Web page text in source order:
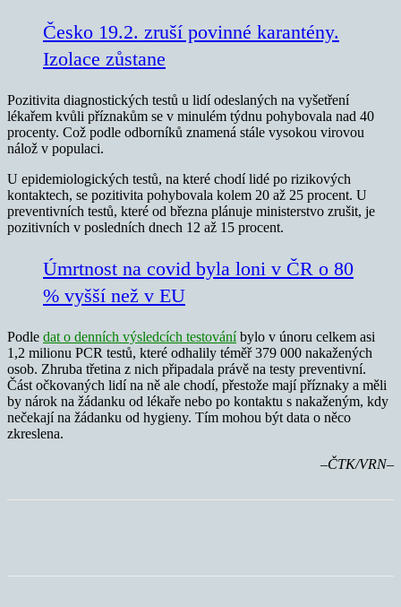
Česko 19.2. zruší povinné karantény.
Izolace zůstane
Pozitivita diagnostických testů u lidí odeslaných na vyšetření
lékařem kvůli příznakům se v minulém týdnu pohybovala nad 40
procenty. Což podle odborníků znamená stále vysokou virovou
nálož v populaci.
U epidemiologických testů, na které chodí lidé po rizikových
kontaktech, se pozitivita pohybovala kolem 20 až 25 procent. U
preventivních testů, které od března plánuje ministerstvo zrušit, je
pozitivních v posledních dnech 12 až 15 procent.
Úmrtnost na covid byla loni v ČR o 80
% vyšší než v EU
Podle dat o denních výsledcích testováníbylo v únoru celkem asi
1,2 milionu PCR testů, které odhalily téměř 379 000 nakažených
osob. Zhruba třetina z nich připadala právě na testy preventivní.
Část očkovaných lidí na ně ale chodí, přestože mají příznaky a měli
by nárok na žádanku od lékaře nebo po kontaktu s nakaženým, kdy
nečekají na žádanku od hygieny. Tím mohou být data o něco
zkreslena.
–ČTK/VRN–